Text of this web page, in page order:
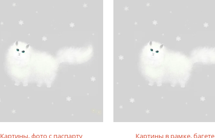
Картины, фото с паспарту Картины в рамке, багете